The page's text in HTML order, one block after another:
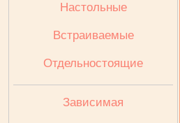
Настольные
Встраиваемые
Отдельностоящие
Зависимая